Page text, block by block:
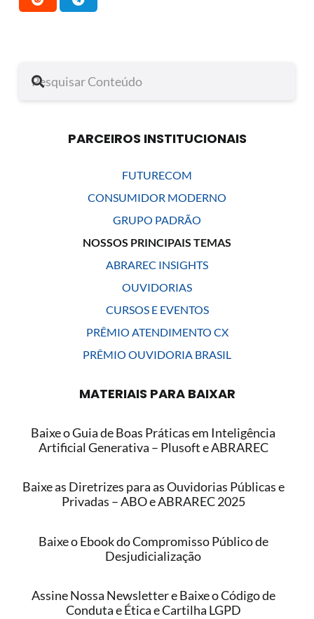
PARCEIROS INSTITUCIONAIS
FUTURECOM
CONSUMIDOR MODERNO
GRUPO PADRÃO
NOSSOS PRINCIPAIS TEMAS
ABRAREC INSIGHTS
OUVIDORIAS
CURSOS E EVENTOS
PRÊMIO ATENDIMENTO CX
PRÊMIO OUVIDORIA BRASIL
MATERIAIS PARA BAIXAR
Baixe o Guia de Boas Práticas em Inteligência
Artificial Generativa – Plusoft e ABRAREC
Baixe as Diretrizes para as Ouvidorias Públicas e
Privadas – ABO e ABRAREC 2025
Baixe o Ebook do Compromisso Público de
Desjudicialização
Assine Nossa Newsletter e Baixe o Código de
Conduta e Ética e Cartilha LGPD